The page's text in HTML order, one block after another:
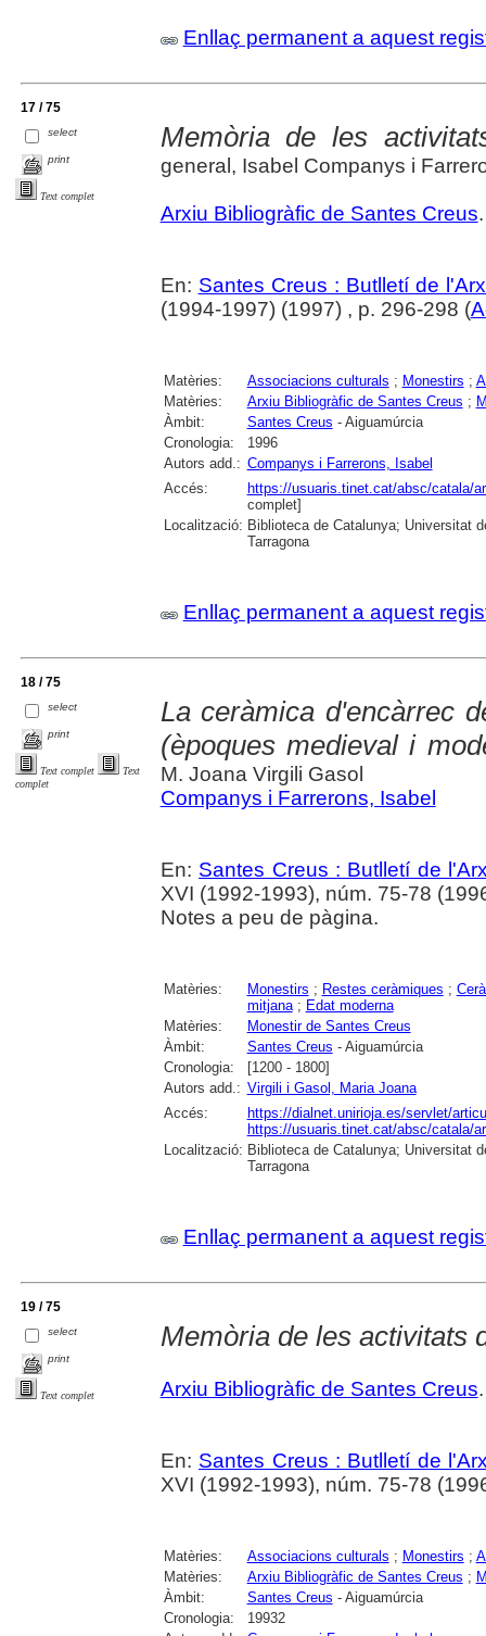
Enllaç permanent a aquest
17 / 75
select
print
Text complet
Memòria de les
general, Isabel Companys i
Arxiu Bibliogràfic de Santes Creus.
En: Santes Creus : Butlletí de
(1994-1997) (1997) , p. 296-298 (
Matèries: Associacions culturals ; Monestirs ;
Matèries:
Arxiu Bibliogràfic de Santes Creus ;
Àmbit:
Santes Creus - Aiguamúrcia
Cronologia:
1996
Autors add.: Companys i Farrerons, Isabel
Accés:
https://usuaris.tinet.cat/absc/catala/
complet]
Localització: Biblioteca de Catalunya; Universitat
Tarragona
Enllaç permanent a aquest
18 / 75
select
print
Text complet
Text
complet
La ceràmica d'encàrrec
(èpoques medieval i
M. Joana Virgili Gasol
Companys i Farrerons, Isabel
En: Santes Creus : Butlletí de
XVI (1992-1993), núm. 75-78
Notes a peu de pàgina.
Matèries: Monestirs ; Restes ceràmiques ;
mitjana; Edat moderna
Matèries:
Monestir de Santes Creus
Àmbit:
Santes Creus - Aiguamúrcia
Cronologia:
[1200 - 1800]
Autors add.: Virgili i Gasol, Maria Joana
Accés:
https://dialnet.unirioja.es/servlet/
https://usuaris.tinet.cat/absc/catala/
Localització: Biblioteca de Catalunya; Universitat
Tarragona
Enllaç permanent a aquest
19 / 75
select
print
Text complet
Memòria de les activitats
Arxiu Bibliogràfic de Santes Creus.
En: Santes Creus : Butlletí de
XVI (1992-1993), núm. 75-78
Matèries: Associacions culturals ; Monestirs ;
Matèries:
Arxiu Bibliogràfic de Santes Creus ;
Àmbit:
Santes Creus - Aiguamúrcia
Cronologia:
19932